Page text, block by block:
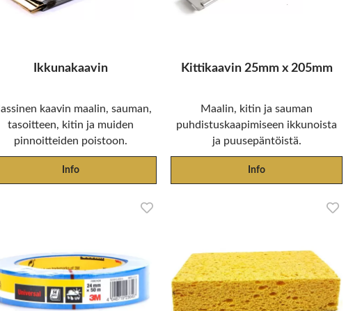
Ikkunakaavin
kaavin maalin, sauman,
tasoitteen, kitin ja muiden
pinnoitteiden poistoon.
Info
Kittikaavin 25mm x 205mm
Maalin, kitin ja sauman
puhdistuskaapimiseen ikkunoista
ja puusepäntöistä.
Info